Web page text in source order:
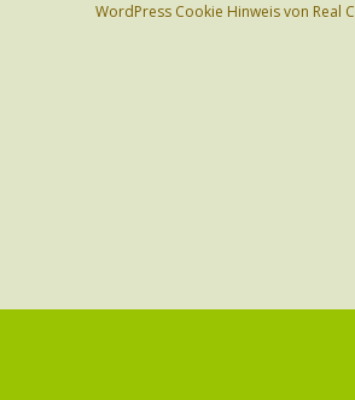
WordPress Cookie Hinweis von Real